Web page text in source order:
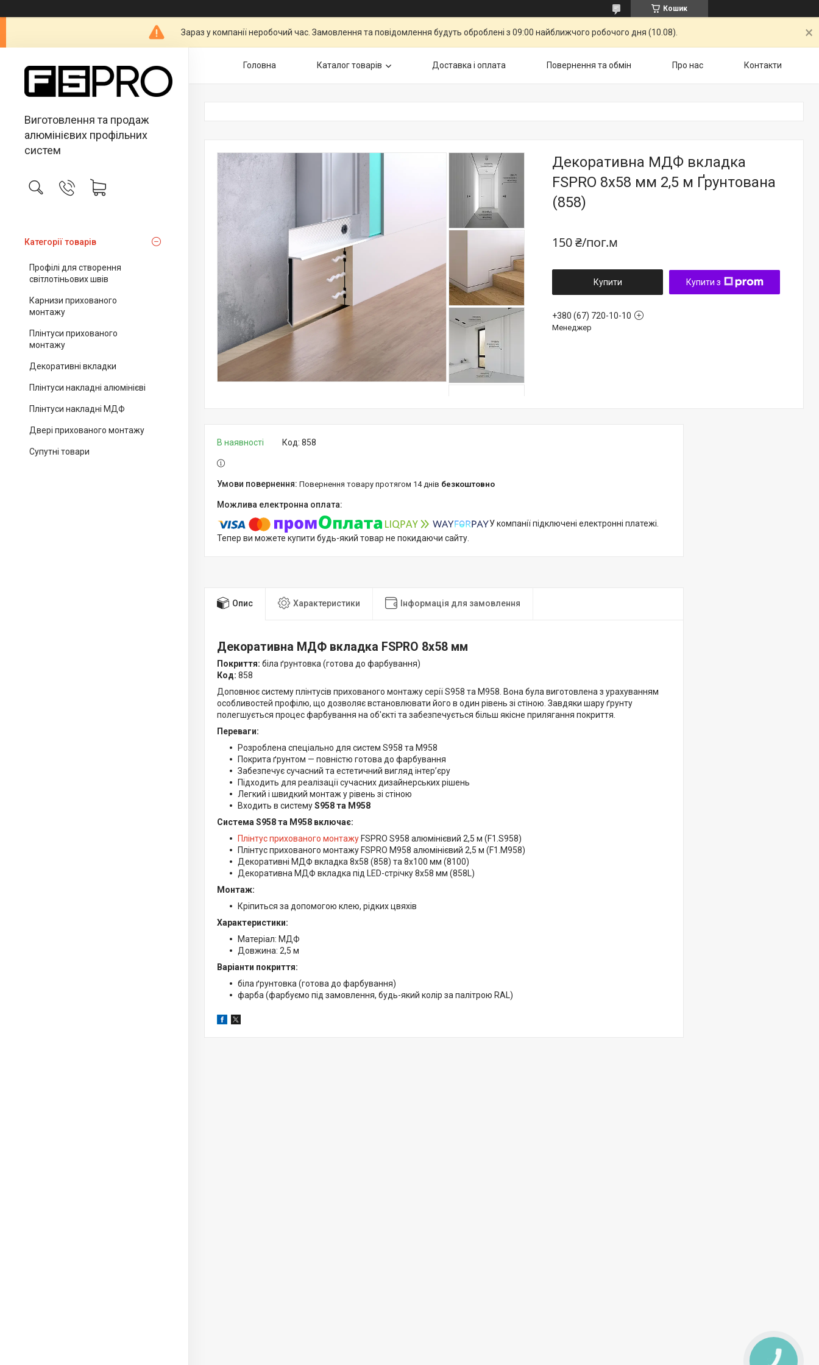
Кошик
Зараз у компанії неробочий час. Замовлення та повідомлення будуть оброблені з 09:00 найближчого робочого дня (10.08).
Виготовлення та продаж
алюмінієвих профільних
систем
Категорії товарів
Профілі для створення
світлотіньових швів
Карнизи прихованого
монтажу
Плінтуси прихованого
монтажу
Декоративні вкладки
Плінтуси накладні алюмінієві
Плінтуси накладні МДФ
Двері прихованого монтажу
Супутні товари
Головна Каталог товарів Доставка і оплата Повернення та обмін Про нас Контакти
Декоративна МДФ вкладка
FSPRO 8х58 мм 2,5 м Ґрунтована
(858)
150 ₴/пог.м
Купити Купити з
+380 (67) 720-10-10
Менеджер
В наявності Код: 858
повернення товару протягом 14 днів безкоштовно
У компанії підключені електронні платежі.
Тепер ви можете купити будь-який товар не покидаючи сайту.
Опис Характеристики Інформація для замовлення
Декоративна МДФ вкладка FSPRO 8х58 мм
Покриття: біла ґрунтовка (готова до фарбування)
Код: 858
Доповнює систему плінтусів прихованого монтажу серії S958 та M958. Вона була виготовлена з урахуванням
особливостей профілю, що дозволяє встановлювати його в один рівень зі стіною. Завдяки шару ґрунту
полегшується процес фарбування на об'єкті та забезпечується більш якісне прилягання покриття.
Переваги:
Розроблена спеціально для систем S958 та M958
Покрита ґрунтом — повністю готова до фарбування
Забезпечує сучасний та естетичний вигляд інтер’єру
Підходить для реалізації сучасних дизайнерських рішень
Легкий і швидкий монтаж у рівень зі стіною
Входить в системуS958 та M958
Система S958 та M958 включає:
Плінтус прихованого монтажу FSPRO S958 алюмінієвий 2,5 м (F1.S958)
Плінтус прихованого монтажу FSPRO M958 алюмінієвий 2,5 м (F1.M958)
Декоративні МДФ вкладка 8х58 (858) та 8х100 мм (8100)
Декоративна МДФ вкладка під LED-стрічку 8х58 мм (858L)
Монтаж:
Кріпиться за допомогою клею, рідких цвяхів
Характеристики:
Матеріал: МДФ
Довжина: 2,5 м
Варіанти покриття:
біла ґрунтовка (готова до фарбування)
фарба (фарбуємо під замовлення, будь-який колір за палітрою RAL)